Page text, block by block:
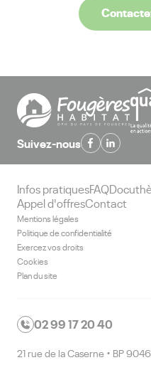
Suivez-nous
Infos pratiquesFAQ
Appel d'offresContact
Mentions légales
Politique de confidentialité
Exercez vos droits
Cookies
Plan du site
02 99 17 20 40
21 rue de la Caserne • BP